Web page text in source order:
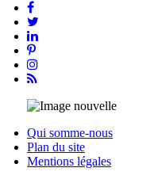
Qui somme-nous
Plan du site
Mentions légales